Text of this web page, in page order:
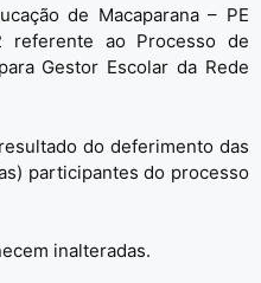
de Macaparana – PE
referente ao Processo de
Gestor Escolar da Rede
do deferimento das
participantes do processo
inalteradas.